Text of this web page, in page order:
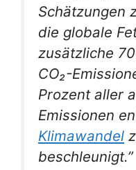
Schätzungen
die globale
zusätzliche
CO₂-
Prozent aller
Emissionen
Klimawandel
beschleunigt.”